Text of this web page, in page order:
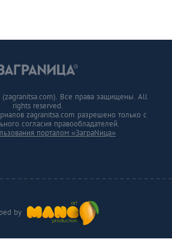
by
Все права защищены. All
rights reserved.
zagranitsa.com разрешено только с
согласия правообладателей.
порталом «ЗаграNица»